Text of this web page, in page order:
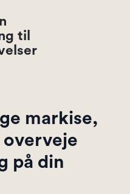
til
markise,
på din